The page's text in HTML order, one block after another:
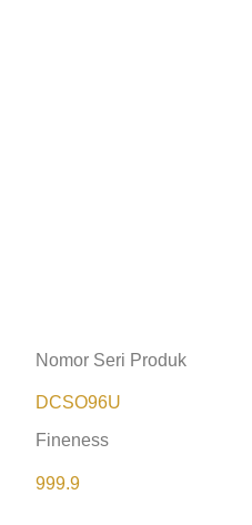
Nomor Seri Produk
DCSO96U
Fineness
999.9